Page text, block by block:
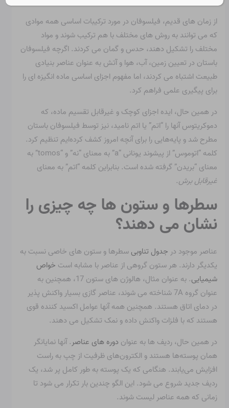
از زمان های قدیم، فیلسوفان در مورد ترکیبات اساسی همه موادی
که می توانند به روش های مختلف با هم ترکیب شوند و مواد
مختلف را تشکیل دهند، حدس و گمان می کردند. اگرچه فیلسوفان
باستان در تعیین زمین، آب، هوا و آتش به عنوان عناصر بنیادی
طبیعت اشتباه می کردند، اما مفهوم اجزای اساسی ماده انگیزه ای را
برای پیگیری علمی فراهم کرد.
در همین حال، ایده اجزای کوچک و غیرقابل تقسیم ماده، که
دموکریتوس آنها را “اتم” یا اتم نامید، نیز توسط فیلسوفان باستان
مطرح شد و پایه‌هایی را برای آنچه امروز کشف کرده‌ایم تنظیم کرد.
کلمه “اتوموس” از پیشوند یونانی “a” به معنای “نه” و “tomos” به
معنای “بریدن” گرفته شده است. بنابراین کلمه “اتم” به معنای
غیرقابل برش.
سطرها و ستون ها چه چیزی را
نشان می دهند؟
عناصر موجود در جدول تناوبی سطرها و ستون های خاصی نسبت به
یکدیگر دارند. هر ستون گروهی از عناصر با مشابه است خواص
شیمیایی
. به عنوان مثال، هالوژن های ستون 17، همچنین به
عنوان گروه 7A شناخته می شوند، عناصر گازی بسیار واکنش پذیر
در دمای اتاق هستند. همچنین همه آنها عوامل اکسید کننده قوی
هستند که با فلزات واکنش داده و نمک تشکیل می دهند.
در همین حال، ردیف ها به عنوان دوره های عناصر. آنها نمایانگر
همان پوسته‌ها هستند و الکترون‌های ظرفیت از چپ به راست
افزایش می‌یابند. هنگامی که یک پوسته به طور کامل پر شد، یک
ردیف جدید شروع می شود. این الگو چندین بار تکرار می شود تا
زمانی که همه عناصر لیست شوند.